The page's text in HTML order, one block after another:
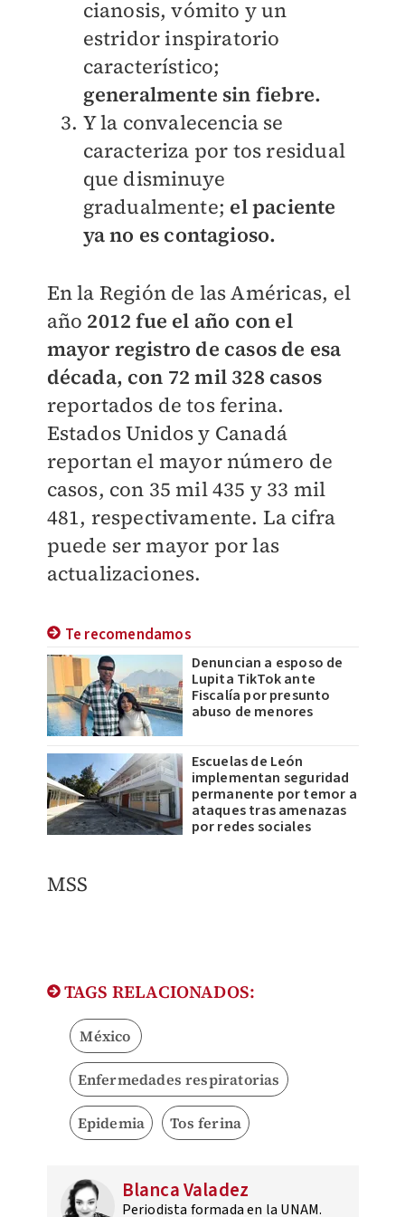
cianosis, vómito y un
estridor inspiratorio
característico;
generalmente sin fiebre.
Y la convalecencia se
caracteriza por tos residual
que disminuye
gradualmente; el paciente
ya no es contagioso.
En la Región de las Américas, el
año 2012 fue el año con el
mayor registro de casos de esa
década, con 72 mil 328 casos
reportados de tos ferina.
Estados Unidos y Canadá
reportan el mayor número de
casos, con 35 mil 435 y 33 mil
481, respectivamente. La cifra
puede ser mayor por las
actualizaciones.
Te recomendamos
Denuncian a esposo de
Lupita TikTok ante
Fiscalía por presunto
abuso de menores
Escuelas de León
implementan seguridad
permanente por temor a
ataques tras amenazas
por redes sociales
​MSS
TAGS RELACIONADOS:
México
Enfermedades respiratorias
Epidemia Tos ferina
Blanca Valadez
Periodista formada en la UNAM.